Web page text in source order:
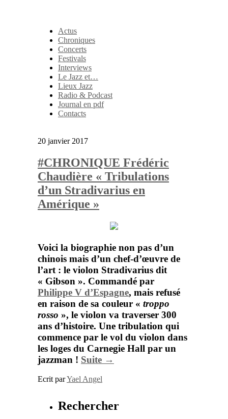
Actus
Chroniques
Concerts
Festivals
Interviews
Le Jazz et…
Lieux Jazz
Radio & Podcast
Journal en pdf
Contacts
20 janvier 2017
#CHRONIQUE Frédéric
Chaudière « Tribulations
d’un Stradivarius en
Amérique »
Voici la biographie non pas d’un
chinois mais d’un chef-d’œuvre de
l’art : le violon Stradivarius dit
« Gibson ». Commandé par
Philippe V d’Espagne, mais refusé
en raison de sa couleur « troppo
rosso », le violon va traverser 300
ans d’histoire. Une tribulation qui
commence par le vol du violon dans
les loges du Carnegie Hall par un
jazzman ! Suite →
Ecrit parYael Angel
Rechercher